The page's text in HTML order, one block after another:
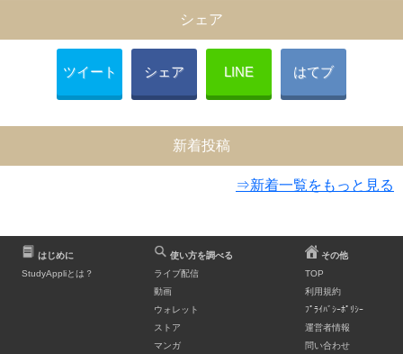
シェア
ツイート シェア LINE はてブ
新着投稿
⇒新着一覧をもっと見る
はじめに
StudyAppliとは？
使い方を調べる
ライブ配信
動画
ウォレット
ストア
マンガ
その他
TOP
利用規約
ﾌﾟﾗｲﾊﾞｼｰﾎﾟﾘｼｰ
運営者情報
問い合わせ